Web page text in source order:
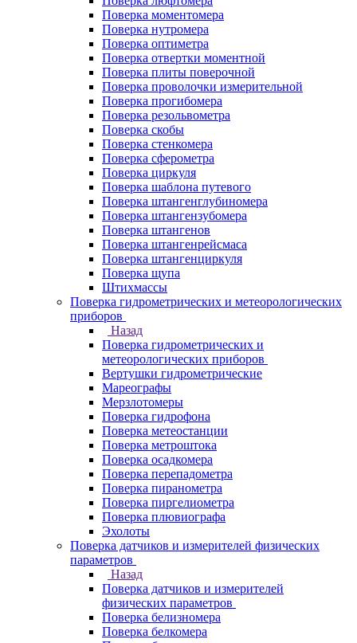
Поверка моментомера
Поверка нутромера
Поверка оптиметра
Поверка отвертки моментной
Поверка плиты поверочной
Поверка проволочки измерительной
Поверка прогибомера
Поверка резольвометра
Поверка скобы
Поверка стенкомера
Поверка сферометра
Поверка циркуля
Поверка шаблона путевого
Поверка штангенглубиномера
Поверка штангензубомера
Поверка штангенов
Поверка штангенрейсмаса
Поверка штангенциркуля
Поверка щупа
Штихмассы
Поверка гидрометрических и метеорологических
приборов
Назад
Поверка гидрометрических и
метеорологических приборов
Вертушки гидрометрические
Мареографы
Мерзлотомеры
Поверка гидрофона
Поверка метеостанции
Поверка метроштока
Поверка осадкомера
Поверка перепадометра
Поверка пиранометра
Поверка пиргелиометра
Поверка плювиографа
Эхолоты
Поверка датчиков и измерителей физических
параметров
Назад
Поверка датчиков и измерителей
физических параметров
Поверка белизномера
Поверка белкомера